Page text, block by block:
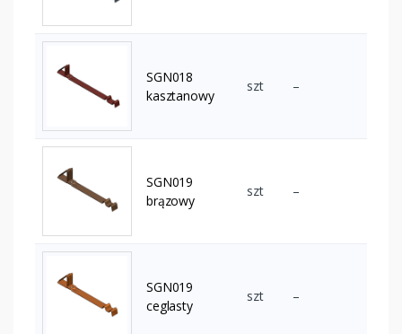
SGN018
kasztanowy
szt –
SGN019
brązowy
szt –
SGN019
ceglasty
szt –